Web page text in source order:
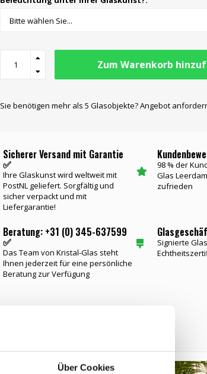
Über Cookies
Zum Warenkorb
Sie benötigen mehr als 5 Glasobjekte? Angebot
Sicherer Versand mit Garantie
✅
Ihre Glaskunst wird weltweit mit
PostNL geliefert. Sorgfältig und
sicher verpackt und mit
Liefergarantie!
98 % der
Glas
zufrieden
Beratung: +31 (0) 345-637599
✅
Das Team von Kristal-Glas steht
Ihnen jederzeit für eine persönliche
Beratung zur Verfügung
Signierte